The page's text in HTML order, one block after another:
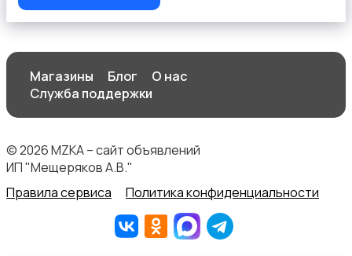
Магазины Блог
О нас
Служба поддержки
© 2026 MZKA – сайт объявлений
ИП "Мещеряков А.В."
Правила сервиса
Политика конфиденциальности